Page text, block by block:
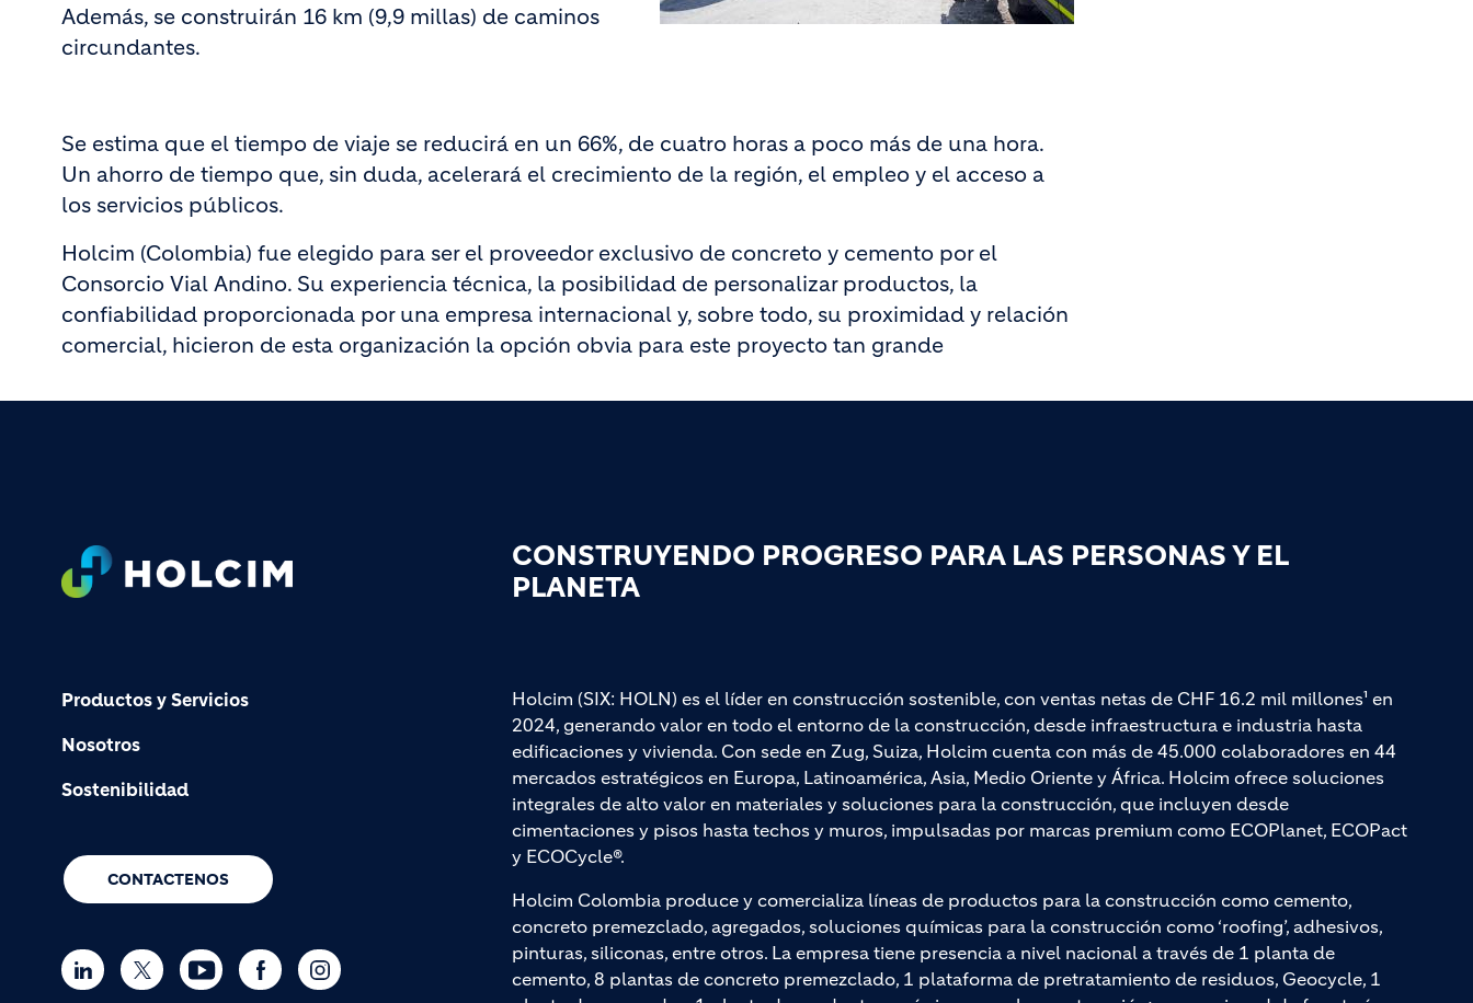
Además, se construirán 16 km (9,9 millas) de caminos
circundantes.
Se estima que el tiempo de viaje se reducirá en un 66%, de cuatro horas a poco más de una hora.
Un ahorro de tiempo que, sin duda, acelerará el crecimiento de la región, el empleo y el acceso a
los servicios públicos.
Holcim (Colombia) fue elegido para ser el proveedor exclusivo de concreto y cemento por el
Consorcio Vial Andino. Su experiencia técnica, la posibilidad de personalizar productos, la
confiabilidad proporcionada por una empresa internacional y, sobre todo, su proximidad y relación
comercial, hicieron de esta organización la opción obvia para este proyecto tan grande
CONSTRUYENDO PROGRESO PARA LAS PERSONAS Y EL
PLANETA
Productos y Servicios
Nosotros
Sostenibilidad
CONTACTENOS
Holcim (SIX: HOLN) es el líder en construcción sostenible, con ventas netas de CHF 16.2 mil millones¹ en
2024, generando valor en todo el entorno de la construcción, desde infraestructura e industria hasta
edificaciones y vivienda. Con sede en Zug, Suiza, Holcim cuenta con más de 45.000 colaboradores en 44
mercados estratégicos en Europa, Latinoamérica, Asia, Medio Oriente y África. Holcim ofrece soluciones
integrales de alto valor en materiales y soluciones para la construcción, que incluyen desde
cimentaciones y pisos hasta techos y muros, impulsadas por marcas premium como ECOPlanet, ECOPact
y ECOCycle®.
Holcim Colombia produce y comercializa líneas de productos para la construcción como cemento,
concreto premezclado, agregados, soluciones químicas para la construcción como ‘roofing’, adhesivos,
pinturas, siliconas, entre otros. La empresa tiene presencia a nivel nacional a través de 1 planta de
cemento, 8 plantas de concreto premezclado, 1 plataforma de pretratamiento de residuos, Geocycle, 1